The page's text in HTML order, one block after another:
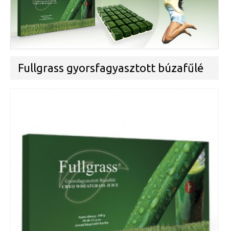
Fullgrass gyorsfagyasztott búzafűlé